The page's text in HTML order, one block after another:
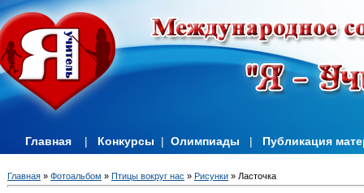
Главная | Конкурсы | Олимпиады | Публикация
Главная » Фотоальбом » Птицы вокруг нас » Рисунки » Ласточка